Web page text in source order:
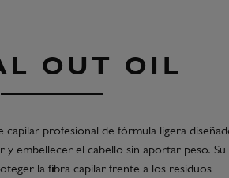
OUT OIL
profesional de fórmula ligera
y embellecer el cabello sin aportar peso. Su
la fibra capilar frente a los residuos